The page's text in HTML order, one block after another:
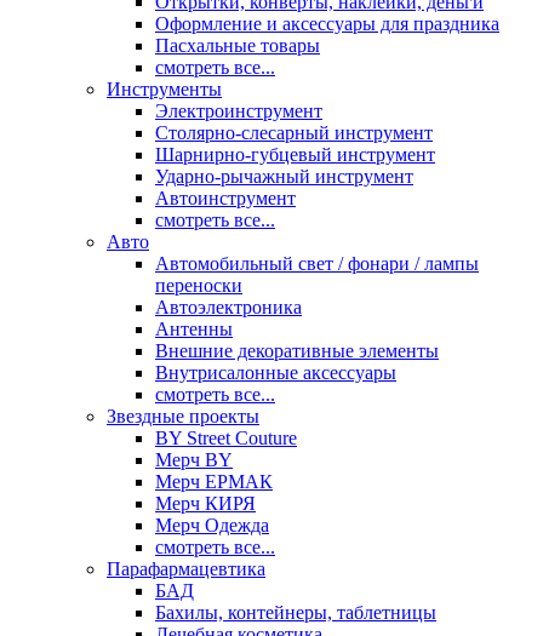
Оформление и аксессуары для праздника
Пасхальные товары
смотреть все...
Инструменты
Электроинструмент
Столярно-слесарный инструмент
Шарнирно-губцевый инструмент
Ударно-рычажный инструмент
Автоинструмент
смотреть все...
Авто
Автомобильный свет / фонари / лампы
переноски
Автоэлектроника
Антенны
Внешние декоративные элементы
Внутрисалонные аксессуары
смотреть все...
Звездные проекты
BY Street Couture
Мерч BY
Мерч ЕРМАК
Мерч КИРЯ
Мерч Одежда
смотреть все...
Парафармацевтика
БАД
Бахилы, контейнеры, таблетницы